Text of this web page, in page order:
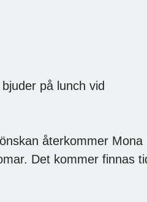
på lunch vid
återkommer Mona
Det kommer finnas